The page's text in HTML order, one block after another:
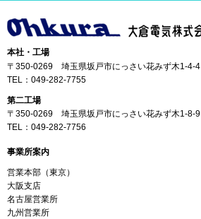
本社・工場
〒350-0269 埼玉県坂戸市にっさい花みず木1-4-4
TEL： 049-282-7755
第二工場
〒350-0269 埼玉県坂戸市にっさい花みず木1-8-9
TEL： 049-282-7756
事業所案内
営業本部（東京）
大阪支店
名古屋営業所
九州営業所